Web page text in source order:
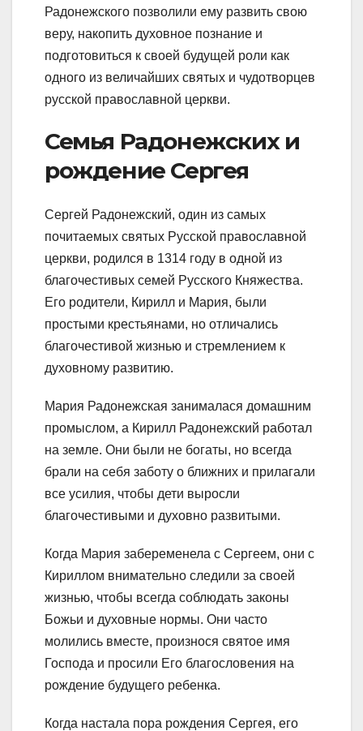
Радонежского позволили ему развить свою
веру, накопить духовное познание и
подготовиться к своей будущей роли как
одного из величайших святых и чудотворцев
русской православной церкви.
Семья Радонежских и
рождение Сергея
Сергей Радонежский, один из самых
почитаемых святых Русской православной
церкви, родился в 1314 году в одной из
благочестивых семей Русского Княжества.
Его родители, Кирилл и Мария, были
простыми крестьянами, но отличались
благочестивой жизнью и стремлением к
духовному развитию.
Мария Радонежская занималася домашним
промыслом, а Кирилл Радонежский работал
на земле. Они были не богаты, но всегда
брали на себя заботу о ближних и прилагали
все усилия, чтобы дети выросли
благочестивыми и духовно развитыми.
Когда Мария забеременела с Сергеем, они с
Кириллом внимательно следили за своей
жизнью, чтобы всегда соблюдать законы
Божьи и духовные нормы. Они часто
молились вместе, произнося святое имя
Господа и просили Его благословения на
рождение будущего ребенка.
Когда настала пора рождения Сергея, его